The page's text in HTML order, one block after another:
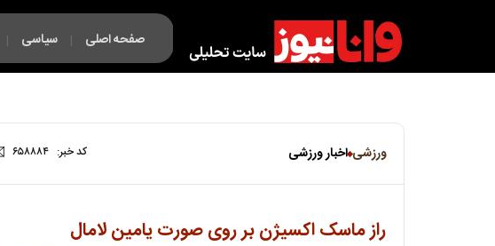
صفحه اصلی | سیاسی |
فکت لایف | چند رسانه ای
ورزشی اخبار ورزشی کد خبر: ۶۵۸۸۸۴
راز ماسک اکسیژن بر روی صورت یامین لامال